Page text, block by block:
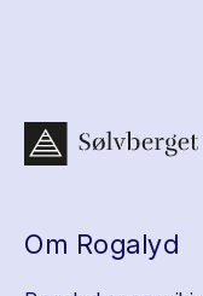
Om Rogalyd